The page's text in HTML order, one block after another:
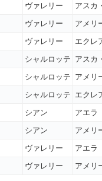
ヴァレリー アスカ
ヴァレリー アメリ
ヴァレリー エクレ
シャルロッテ アスカ
シャルロッテ アメリ
シャルロッテ エクレ
シアン アエラ
シアン アメリ
ヴァレリー アエラ
ヴァレリー アメリ